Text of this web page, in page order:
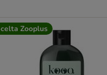
Zooplus